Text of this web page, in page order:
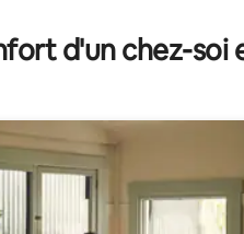
d'un chez-soi